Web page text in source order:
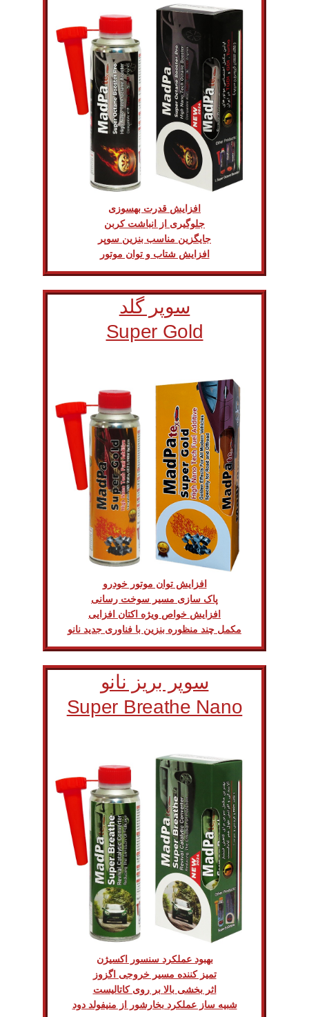
افزایش قدرت بهسوزی
جلوگیری از انباشت کربن
جایگزین مناسب بنزین سوپر
افزایش شتاب و توان موتور
سوپر گلد
Super Gold
افزایش توان موتور خودرو
پاک سازی مسیر سوخت رسانی
افزایش خواص ویژه اکتان افزایی
مکمل چند منظوره بنزین با فناوری جدید نانو
سوپر بریز نانو
Super Breathe Nano
بهبود عملکرد سنسور اکسیژن
تمیز کننده مسیر خروجی اگزوز
اثر بخشی بالا بر روی کاتالیست
شبیه ساز عملکرد بخارشور از منیفولد دود